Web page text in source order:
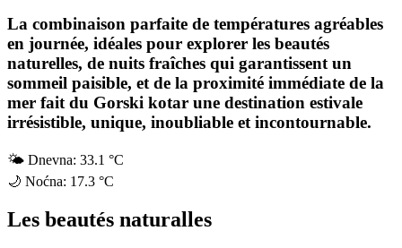
La combinaison parfaite de températures agréables
en journée, idéales pour explorer les beautés
naturelles, de nuits fraîches qui garantissent un
sommeil paisible, et de la proximité immédiate de la
mer fait du Gorski kotar une destination estivale
irrésistible, unique, inoubliable et incontournable.
🌤 Dnevna: 33.1 °C
🌙 Noćna: 17.3 °C
Les beautés naturalles